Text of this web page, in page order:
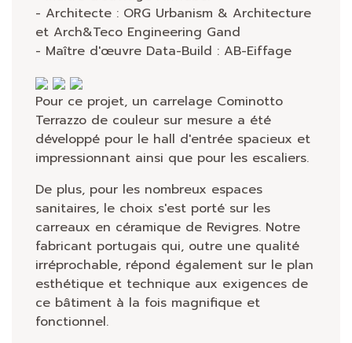
- Architecte : ORG Urbanism & Architecture
et Arch&Teco Engineering Gand
- Maître d'œuvre Data-Build : AB-Eiffage
Pour ce projet, un carrelage Cominotto
Terrazzo de couleur sur mesure a été
développé pour le hall d'entrée spacieux et
impressionnant ainsi que pour les escaliers.
De plus, pour les nombreux espaces
sanitaires, le choix s'est porté sur les
carreaux en céramique de Revigres. Notre
fabricant portugais qui, outre une qualité
irréprochable, répond également sur le plan
esthétique et technique aux exigences de
ce bâtiment à la fois magnifique et
fonctionnel.